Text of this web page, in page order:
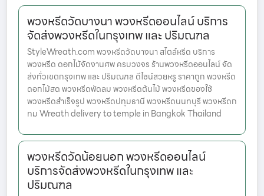
พวงหรีดวัดบางนา พวงหรีดออนไลน์ บริการ
จัดส่งพวงหรีดในกรุงเทพ และ ปริมณฑล
StyleWreath.com พวงหรีดวัดบางนา สไตล์หรีด บริการ
พวงหรีด ดอกไม้จัดงานศพ ครบวงจร ร้านพวงหรีดออนไลน์ จัด
ส่งทั่วเขตกรุงเทพ และ ปริมณฑล ดีไซน์สวยหรู ราคาถูก พวงหรีด
ดอกไม้สด พวงหรีดพัดลม พวงหรีดต้นไม้ พวงหรีดของใช้
พวงหรีดสำเร็จรูป พวงหรีดปทุมธานี พวงหรีดนนทบุรี พวงหรีดก
ทม Wreath delivery to temple in Bangkok Thailand
พวงหรีดวัดน้อยนอก พวงหรีดออนไลน์
บริการจัดส่งพวงหรีดในกรุงเทพ และ
ปริมณฑล